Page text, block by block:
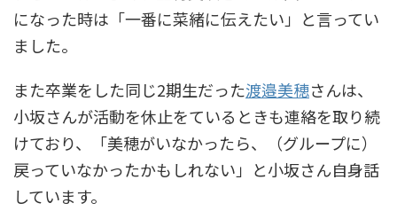
になった時は「一番に菜緒に伝えたい」と言ってい
ました。
また卒業をした同じ2期生だった渡邉美穂さんは、
小坂さんが活動を休止をているときも連絡を取り続
けており、「美穂がいなかったら、（グループに）
戻っていなかったかもしれない」と小坂さん自身話
しています。